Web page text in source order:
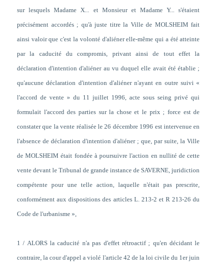
sur lesquels Madame X... et Monsieur et Madame Y... s'étaient
précisément accordés ; qu'à juste titre la Ville de MOLSHEIM fait
ainsi valoir que c'est la volonté d'aliéner elle-même qui a été atteinte
par la caducité du compromis, privant ainsi de tout effet la
déclaration d'intention d'aliéner au vu duquel elle avait été établie ;
qu'aucune déclaration d'intention d'aliéner n'ayant en outre suivi «
l'accord de vente » du 11 juillet 1996, acte sous seing privé qui
formulait l'accord des parties sur la chose et le prix ; force est de
constater que la vente réalisée le 26 décembre 1996 est intervenue en
l'absence de déclaration d'intention d'aliéner ; que, par suite, la Ville
de MOLSHEIM était fondée à poursuivre l'action en nullité de cette
vente devant le Tribunal de grande instance de SAVERNE, juridiction
compétente pour une telle action, laquelle n'était pas prescrite,
conformément aux dispositions des articles L. 213-2 et R 213-26 du
Code de l'urbanisme »,
1 / ALORS la caducité n'a pas d'effet rétroactif ; qu'en décidant le
contraire, la cour d'appel a violé l'article 42 de la loi civile du 1er juin